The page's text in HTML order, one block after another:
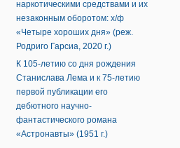
наркотическими средствами и их
незаконным оборотом: х/ф
«Четыре хороших дня» (реж.
Родриго Гарсиа, 2020 г.)
К 105-летию со дня рождения
Станислава Лема и к 75-летию
первой публикации его
дебютного научно-
фантастического романа
«Астронавты» (1951 г.)